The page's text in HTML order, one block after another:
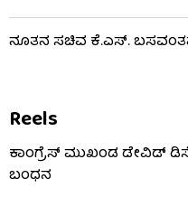
ನೂತನ ಸಚಿವ ಕೆ.ಎಸ್.
Reels
ಕಾಂಗ್ರೆಸ್ ಮುಖಂಡ ಡೇವಿಡ್
ಬಂಧನ